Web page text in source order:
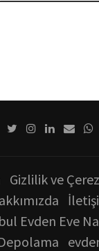
Gizlilik ve
Evden Eve